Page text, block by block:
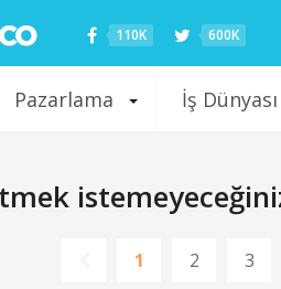
110K 600K
Pazarlama İş Dünyası
1 2 3